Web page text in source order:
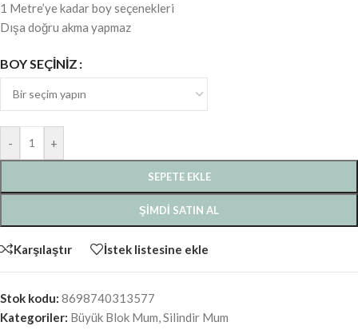
1 Metre’ye kadar boy seçenekleri
Dışa doğru akma yapmaz
BOY SEÇINIZ
- +
SEPETE EKLE
ŞIMDI SATIN AL
Karşılaştır İstek listesine ekle
Stok kodu: 8698740313577
Kategoriler: Büyük Blok Mum,Silindir Mum